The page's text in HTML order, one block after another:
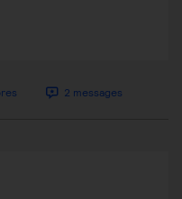
2 messages